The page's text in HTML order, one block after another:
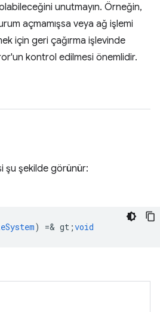
unutmayın. Örneğin,
açmamışsa veya ağ işlemi
için geri çağırma işlevinde
kontrol edilmesi önemlidir.
şu şekilde görünür:
) =& gt;void